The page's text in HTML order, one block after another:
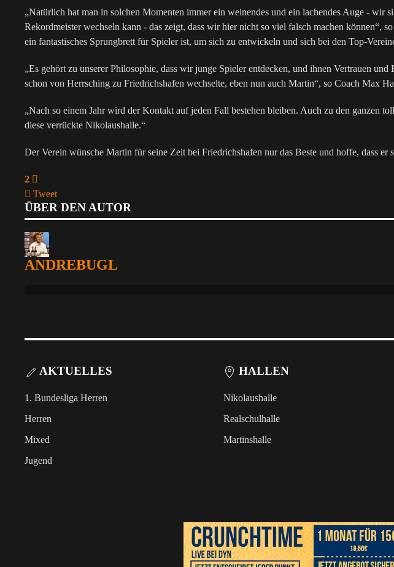
„Natürlich hat man in solchen Momenten immer ein weinendes und ein lachendes Auge - wir
Rekordmeister wechseln kann - das zeigt, dass wir hier nicht so viel falsch machen können“,
ein fantastisches Sprungbrett für Spieler ist, um sich zu entwickeln und sich bei den Top-
„Es gehört zu unserer Philosophie, dass wir junge Spieler entdecken, und ihnen Vertrauen
schon von Herrsching zu Friedrichshafen wechselte, eben nun auch Martin“, so Coach Max
„Nach so einem Jahr wird der Kontakt auf jeden Fall bestehen bleiben. Auch zu den ganzen
diese verrückte Nikolaushalle.“
Der Verein wünsche Martin für seine Zeit bei Friedrichshafen nur das Beste und hoffe, dass
2
Tweet
pinterest
ÜBER DEN AUTOR
ANDREBUGL
AKTUELLES
1. Bundesliga Herren
Herren
Mixed
Jugend
HALLEN
Nikolaushalle
Realschulhalle
Martinshalle